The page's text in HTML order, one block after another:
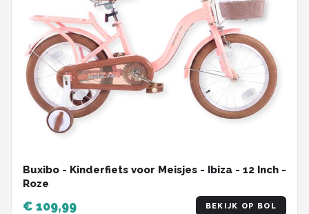
Buxibo - Kinderfiets voor Meisjes - Ibiza - 12 Inch -
Roze
€ 109,99 BEKIJK OP BOL